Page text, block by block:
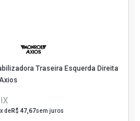
Traseira Esquerda Direita
deR$ 47,67sem juros